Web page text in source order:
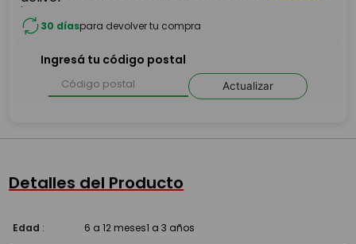
30 díaspara devolver tu compra
Ingresá tu código postal
Actualizar
Detalles del Producto
Edad : 6 a 12 meses1 a 3 años